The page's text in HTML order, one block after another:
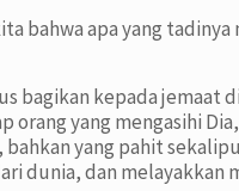
bahwa apa yang
bagikan kepada
orang yang mengasihi
yang pahit
dunia, dan melayakkan